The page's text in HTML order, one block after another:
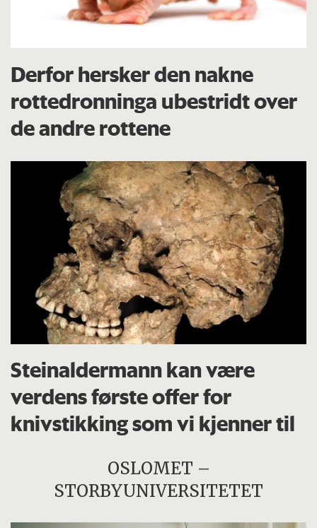
Derfor hersker den nakne
rottedronninga ubestridt over
de andre rottene
Steinaldermann kan være
verdens første offer for
knivstikking som vi kjenner til
OSLOMET –
STORBYUNIVERSITETET